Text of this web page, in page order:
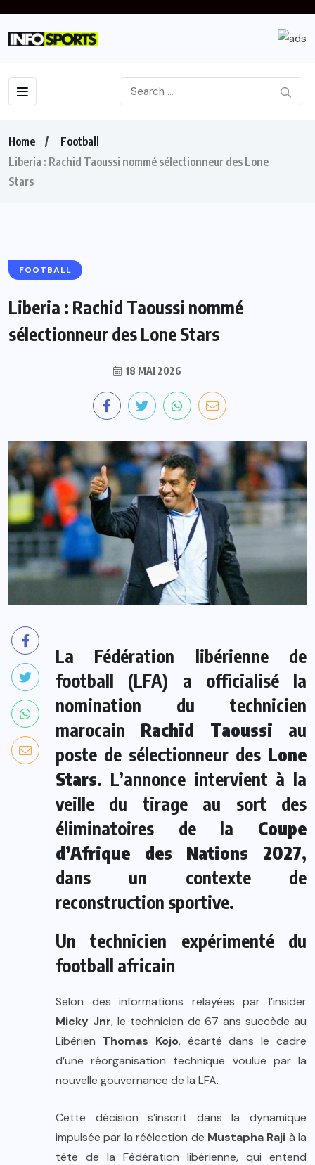
Home
Football
Liberia : Rachid Taoussi nommé sélectionneur des Lone
Stars
FOOTBALL
Liberia : Rachid Taoussi nommé
sélectionneur des Lone Stars
18 MAI 2026
La Fédération libérienne de
football (LFA) a officialisé la
nomination du technicien
marocain Rachid Taoussi au
poste de sélectionneur des Lone
Stars. L’annonce intervient à la
veille du tirage au sort des
éliminatoires de la Coupe
d’Afrique des Nations 2027,
dans un contexte de
reconstruction sportive.
Un technicien expérimenté du
football africain
Selon des informations relayées par l’insider
Micky Jnr, le technicien de 67 ans succède au
Libérien Thomas Kojo, écarté dans le cadre
d’une réorganisation technique voulue par la
nouvelle gouvernance de la LFA.
Cette décision s’inscrit dans la dynamique
impulsée par la réélection de Mustapha Raji à la
tête de la Fédération libérienne, qui entend